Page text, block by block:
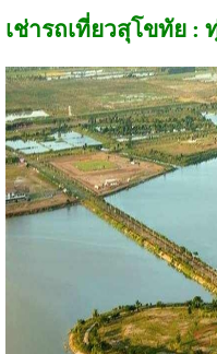
เช่ารถเที่ยวสุโขทัย :